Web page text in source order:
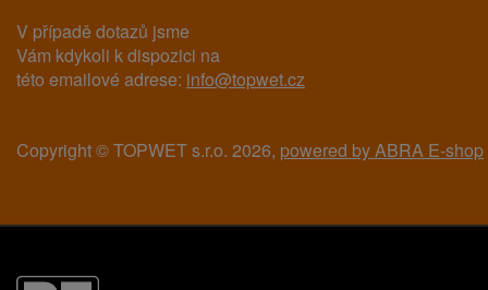
V případě dotazů jsme
Vám kdykoli k dispozici na
této emailové adrese: info@topwet.cz
Copyright © TOPWET s.r.o. 2026, powered by ABRA E-shop